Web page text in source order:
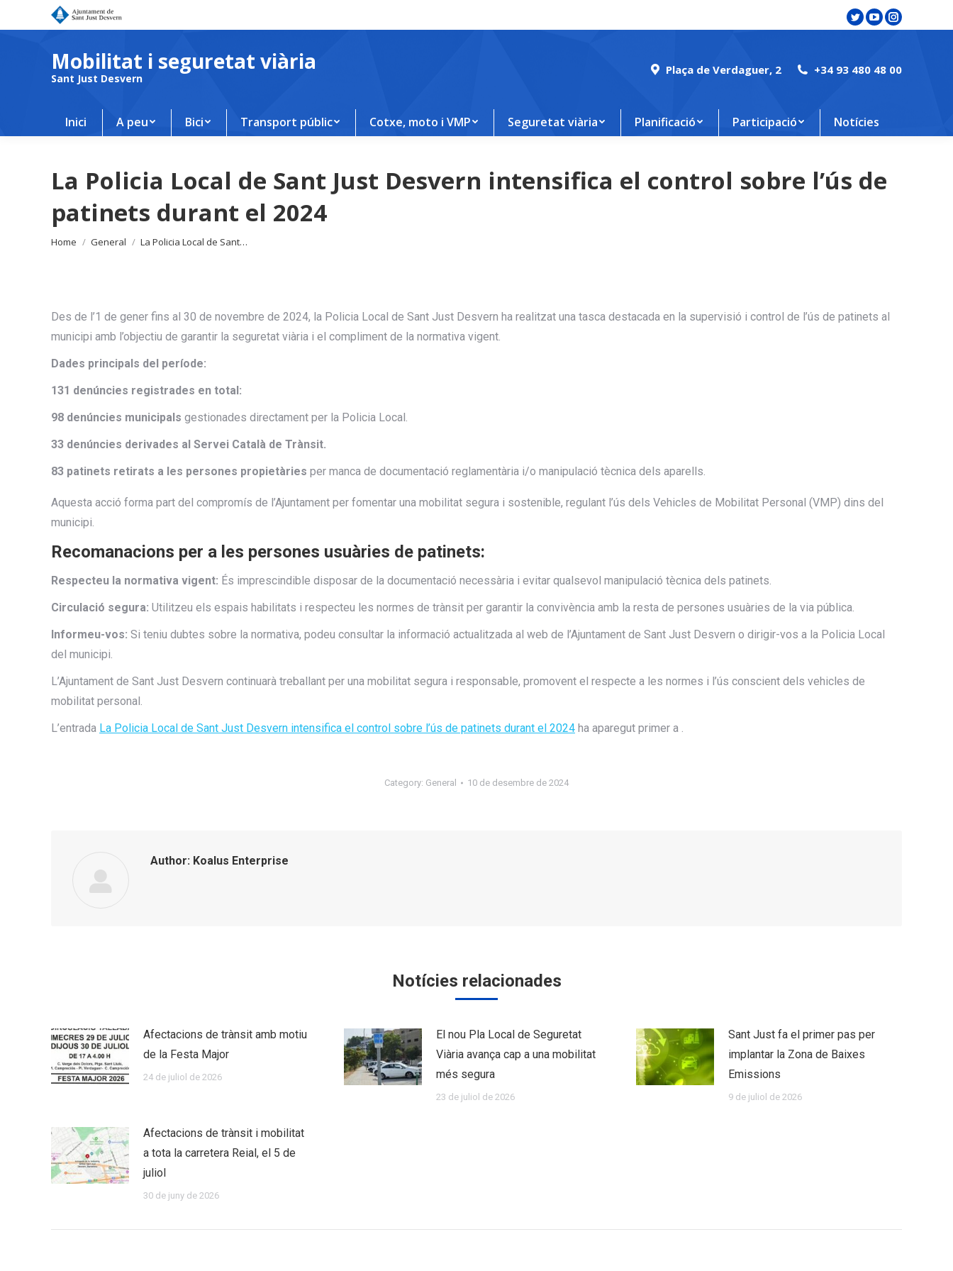
Twitter
in
YouTube
in
Instagram
in
Mobilitat i seguretat viària
Sant Just Desvern
Plaça de Verdaguer, 2 +34 93 480 48 00
Inici A peu Bici Transport públic Cotxe, moto i VMP Seguretat viària Planificació Participació Notícies
La Policia Local de Sant Just Desvern intensifica el control sobre l’ús de
patinets durant el 2024
You are here:
Home General La Policia Local de Sant…
Des de l’1 de gener fins al 30 de novembre de 2024, la Policia Local de Sant Just Desvern ha realitzat una tasca destacada en la supervisió i control de l’ús de patinets al
municipi amb l’objectiu de garantir la seguretat viària i el compliment de la normativa vigent.
Dades principals del període:
131 denúncies registrades en total:
98 denúncies municipals gestionades directament per la Policia Local.
33 denúncies derivades al Servei Català de Trànsit.
83 patinets retirats a les persones propietàries per manca de documentació reglamentària i/o manipulació tècnica dels aparells.
Aquesta acció forma part del compromís de l’Ajuntament per fomentar una mobilitat segura i sostenible, regulant l’ús dels Vehicles de Mobilitat Personal (VMP) dins del
municipi.
Recomanacions per a les persones usuàries de patinets:
Respecteu la normativa vigent: És imprescindible disposar de la documentació necessària i evitar qualsevol manipulació tècnica dels patinets.
Circulació segura: Utilitzeu els espais habilitats i respecteu les normes de trànsit per garantir la convivència amb la resta de persones usuàries de la via pública.
Informeu-vos: Si teniu dubtes sobre la normativa, podeu consultar la informació actualitzada al web de l’Ajuntament de Sant Just Desvern o dirigir-vos a la Policia Local
del municipi.
L’Ajuntament de Sant Just Desvern continuarà treballant per una mobilitat segura i responsable, promovent el respecte a les normes i l’ús conscient dels vehicles de
mobilitat personal.
L’entrada La Policia Local de Sant Just Desvern intensifica el control sobre l’ús de patinets durant el 2024 ha aparegut primer a .
Category: General 10 de desembre de 2024
Author: Koalus Enterprise
Notícies relacionades
Afectacions de trànsit amb motiu
de la Festa Major
24 de juliol de 2026
El nou Pla Local de Seguretat
Viària avança cap a una mobilitat
més segura
23 de juliol de 2026
Sant Just fa el primer pas per
implantar la Zona de Baixes
Emissions
9 de juliol de 2026
Afectacions de trànsit i mobilitat
a tota la carretera Reial, el 5 de
juliol
30 de juny de 2026